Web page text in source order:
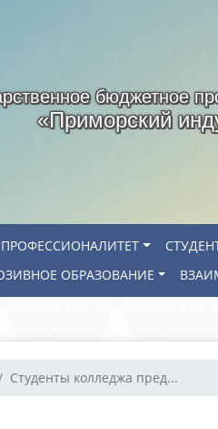
бюджетное
«Приморский
ПРОФЕССИОНАЛИТЕТ
ОБРАЗОВАНИЕ
Студенты колледжа пред...